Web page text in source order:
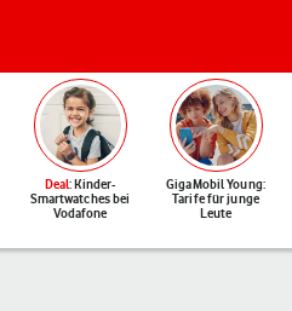
Deal: Kinder-
Smartwatches bei
Vodafone
GigaMobil Young:
Tarife für junge
Leute